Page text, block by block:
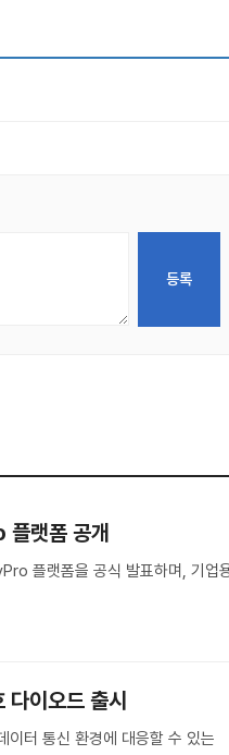
랫폼 공개
플랫폼을 공식 발표하며, 기업
이오드 출시
터 통신 환경에 대응할 수 있는